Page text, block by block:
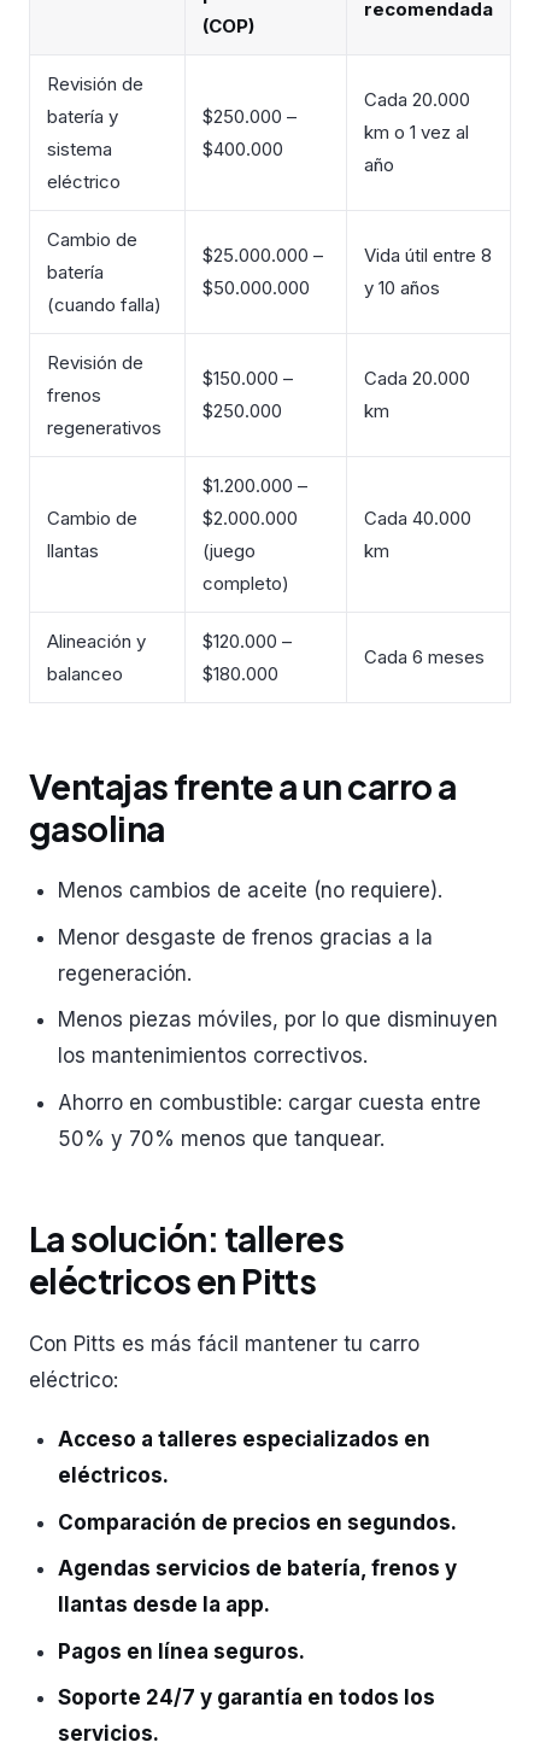
(COP)
recomendada
Revisión de
batería y
sistema
eléctrico
$250.000 –
$400.000
Cada 20.000
km o 1 vez al
año
Cambio de
batería
(cuando falla)
$25.000.000 –
$50.000.000
Vida útil entre 8
y 10 años
Revisión de
frenos
regenerativos
$150.000 –
$250.000
Cada 20.000
km
Cambio de
llantas
$1.200.000 –
$2.000.000
(juego
completo)
Cada 40.000
km
Alineación y
balanceo
$120.000 –
$180.000
Cada 6 meses
Ventajas frente a un carro a
gasolina
Menos cambios de aceite (no requiere).
Menor desgaste de frenos gracias a la
regeneración.
Menos piezas móviles, por lo que disminuyen
los mantenimientos correctivos.
Ahorro en combustible: cargar cuesta entre
50% y 70% menos que tanquear.
La solución: talleres
eléctricos en Pitts
Con Pitts es más fácil mantener tu carro
eléctrico:
Acceso a talleres especializados en
eléctricos.
Comparación de precios en segundos.
Agendas servicios de batería, frenos y
llantas desde la app.
Pagos en línea seguros.
Soporte 24/7 y garantía en todos los
servicios.